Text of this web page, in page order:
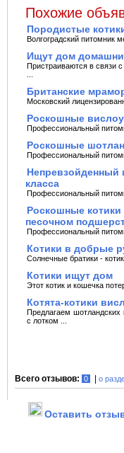
Похожие
Породистые
Волгоградский питомник
Ищут дом
Пристраиваются в связи
Британские
Московский
Роскошные
Профессиональный
Роскошные
Профессиональный
Непревзойденный
класса
Профессиональный
Роскошные
песочном
Профессиональный
Котики в добрые
Солнечные братики -
Котики ищут дом
Этот котик и кошечка
Котята-котики
Предлагаем шотландских
с лотком ...
Всего отзывов: 0 | о
Оставить